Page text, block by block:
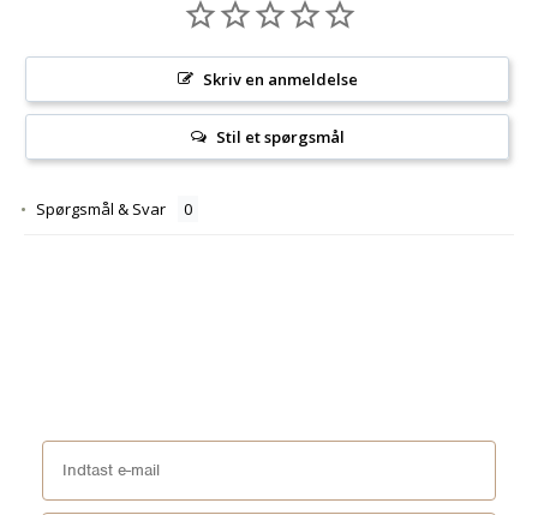
Skriv en anmeldelse
Stil et spørgsmål
Spørgsmål & Svar